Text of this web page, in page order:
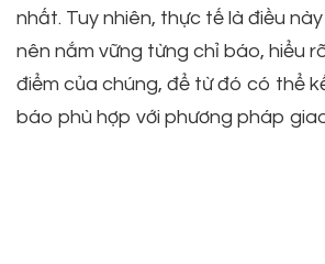
nhất. Tuy nhiên, thực tế là điều
nên nắm vững từng chỉ báo, hiểu
điểm của chúng, để từ đó có thể
báo phù hợp với phương pháp